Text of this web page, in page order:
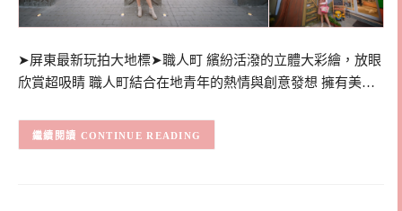
➤屏東最新玩拍大地標➤職人町 繽紛活潑的立體大彩繪，放眼
欣賞超吸睛 職人町結合在地青年的熱情與創意發想 擁有美…
CONTINUE READING